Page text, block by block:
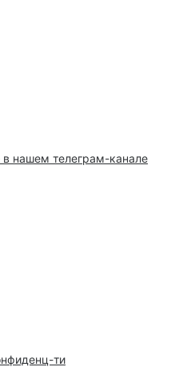
в нашем телеграм-канале
ти